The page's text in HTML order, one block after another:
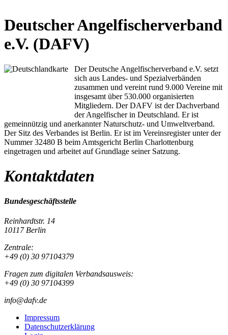
Deutscher Angelfischerverband
e.V. (DAFV)
Der Deutsche Angelfischerverband e.V. setzt
sich aus Landes- und Spezialverbänden
zusammen und vereint rund 9.000 Vereine mit
insgesamt über 530.000 organisierten
Mitgliedern. Der DAFV ist der Dachverband
der Angelfischer in Deutschland. Er ist
gemeinnützig und anerkannter Naturschutz- und Umweltverband.
Der Sitz des Verbandes ist Berlin. Er ist im Vereinsregister unter der
Nummer 32480 B beim Amtsgericht Berlin Charlottenburg
eingetragen und arbeitet auf Grundlage seiner Satzung.
Kontaktdaten
Bundesgeschäftsstelle
Reinhardtstr. 14
10117 Berlin
Zentrale:
+49 (0) 30 97104379
Fragen zum digitalen Verbandsausweis:
+49 (0) 30 97104399
info@dafv.de
Impressum
Datenschutzerklärung